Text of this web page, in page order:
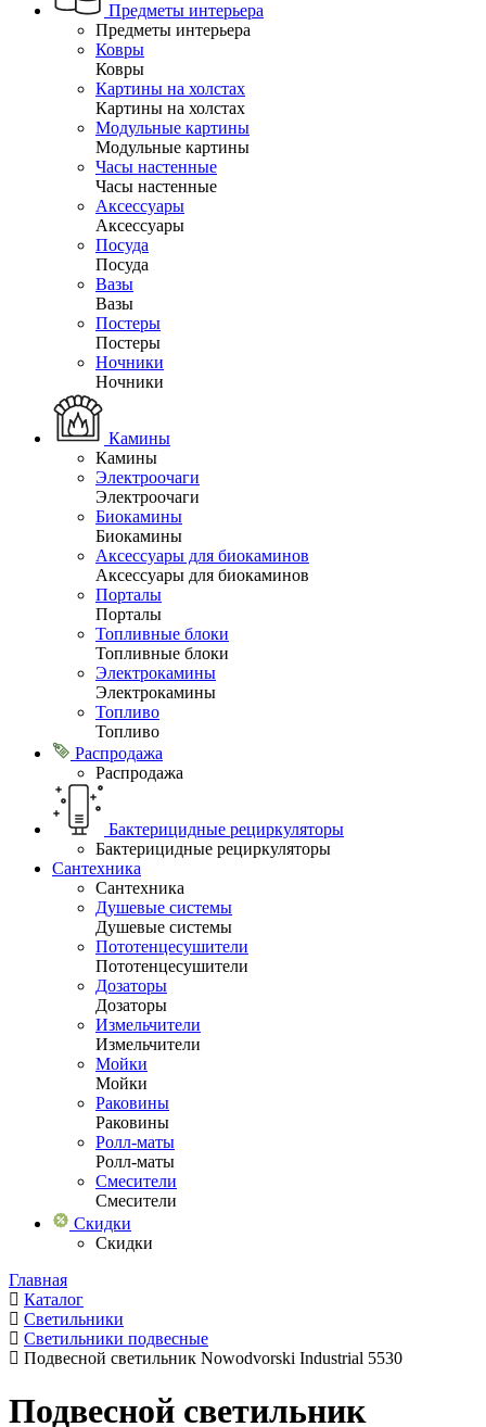
Предметы интерьера
Предметы интерьера
Ковры
Ковры
Картины на холстах
Картины на холстах
Модульные картины
Модульные картины
Часы настенные
Часы настенные
Аксессуары
Аксессуары
Посуда
Посуда
Вазы
Вазы
Постеры
Постеры
Ночники
Ночники
Камины
Камины
Электроочаги
Электроочаги
Биокамины
Биокамины
Аксессуары для биокаминов
Аксессуары для биокаминов
Порталы
Порталы
Топливные блоки
Топливные блоки
Электрокамины
Электрокамины
Топливо
Топливо
Распродажа
Распродажа
Бактерицидные рециркуляторы
Бактерицидные рециркуляторы
Сантехника
Сантехника
Душевые системы
Душевые системы
Пототенцесушители
Пототенцесушители
Дозаторы
Дозаторы
Измельчители
Измельчители
Мойки
Мойки
Раковины
Раковины
Ролл-маты
Ролл-маты
Смесители
Смесители
Скидки
Скидки
Главная
Каталог
Светильники
Светильники подвесные
Подвесной светильник Nowodvorski Industrial 5530
Подвесной светильник